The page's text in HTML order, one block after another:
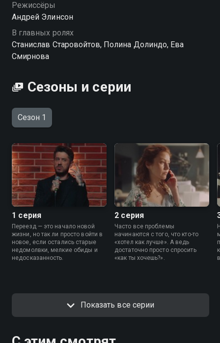
Режиссёры
Андрей Элинсон
В главных ролях
Станислав Старовойтов, Полина Долиндо, Ева
Смирнова
Сезоны и серии
Сезон 1
1 серия
Переезд — это начало новой
жизни, но так ли просто войти в
новое, если остались старые
недомолвки, мелкие обиды и
недосказанность.
2 серия
Часто все проблемы
начинаются с того, что кто-то
«хотел как лучше». А ведь
достаточно просто спросить
«как ты хочешь?».
Показать все серии